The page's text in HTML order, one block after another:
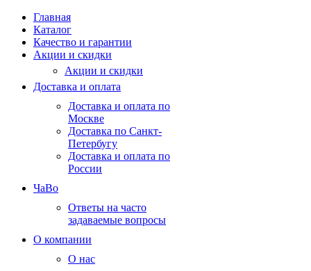
Главная
Каталог
Качество и гарантии
Акции и скидки
Акции и скидки
Доставка и оплата
Доставка и оплата по
Москве
Доставка по Санкт-
Петербугу
Доставка и оплата по
России
ЧаВо
Ответы на часто
задаваемые вопросы
О компании
О нас